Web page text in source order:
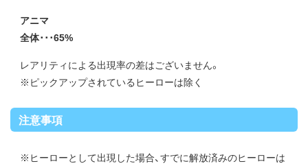
アニマ
全体･･･65%
レアリティによる出現率の差はございません。
※ピックアップされているヒーローは除く
注意事項
※ヒーローとして出現した場合、すでに解放済みのヒーローは